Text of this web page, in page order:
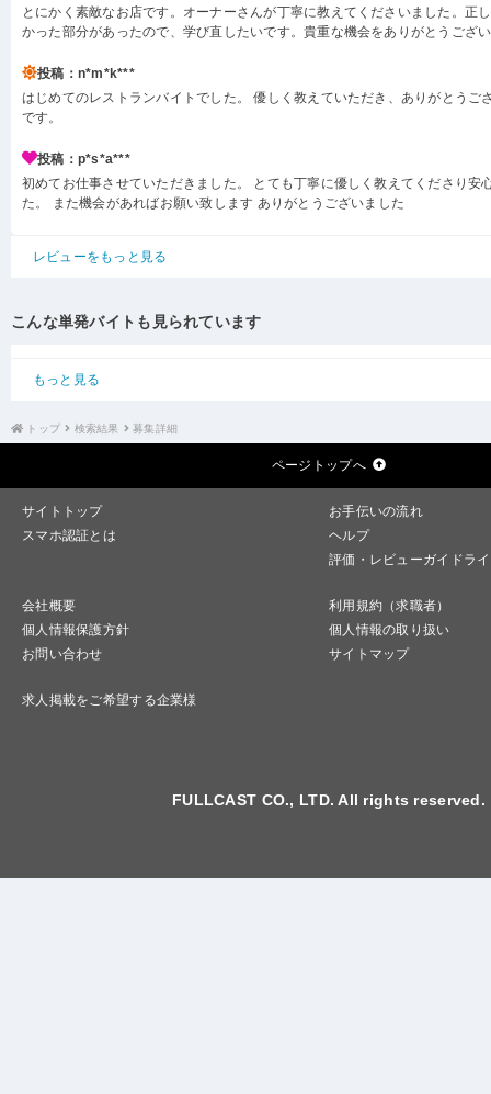
とにかく素敵なお店です。オーナーさんが丁寧に教えてくださいました。正
かった部分があったので、学び直したいです。貴重な機会をありがとうござ
投稿：n*m*k***
はじめてのレストランバイトでした。 優しく教えていただき、ありがとうご
です。
投稿：p*s*a***
初めてお仕事させていただきました。 とても丁寧に優しく教えてくださり安
た。 また機会があればお願い致します ありがとうございました
レビューをもっと見る
こんな単発バイトも見られています
もっと見る
トップ 検索結果 募集詳細
ページトップへ
サイトトップ
お手伝いの流れ
スマホ認証とは
ヘルプ
評価・レビューガイドラ
会社概要
利用規約（求職者）
個人情報保護方針
個人情報の取り扱い
お問い合わせ
サイトマップ
求人掲載をご希望する企業様
FULLCAST CO., LTD. All rights reserved.